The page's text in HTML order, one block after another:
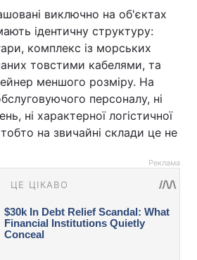
виключно на об'єктах
ідентичну структуру:
комплекс із морських
товстими кабелями, та
меншого розміру. На
персоналу, ні
ні характерної логістичної
на звичайні склади це не
Реклама